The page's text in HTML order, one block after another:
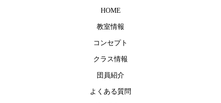
HOME
教室情報
コンセプト
クラス情報
団員紹介
よくある質問